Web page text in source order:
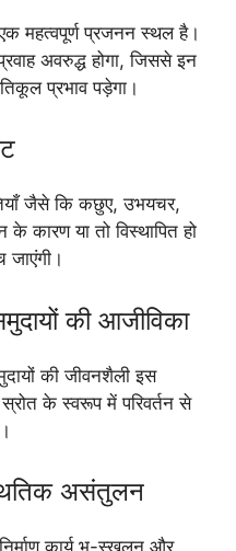
महत्वपूर्ण प्रजनन स्थल है।
अवरुद्ध होगा, जिससे इन
प्रभाव पड़ेगा।
जैसे कि कछुए, उभयचर,
कारण या तो विस्थापित हो
जाएंगी।
की आजीविका
की जीवनशैली इस
के स्वरूप में परिवर्तन से
असंतुलन